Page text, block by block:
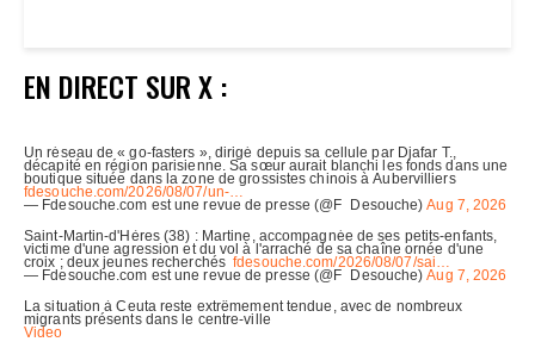
EN DIRECT SUR X :